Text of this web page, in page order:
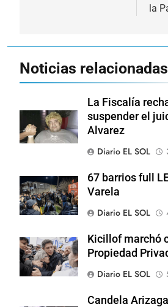
la
Noticias relacionadas
La Fiscalía
suspender el
Alvarez
Diario EL SOL
67 barrios full
Varela
Diario EL SOL
Kicillof marchó
Propiedad
Diario EL SOL
Candela